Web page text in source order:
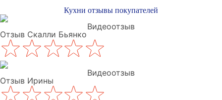
Кухни отзывы покупателей
Видеоотзыв
Отзыв Скалли Бьянко
Видеоотзыв
Отзыв Ирины